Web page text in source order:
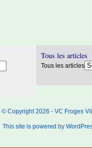
Tous les articles
Tous les articles
© Copyright 2026 - VC Froges
This site is powered by